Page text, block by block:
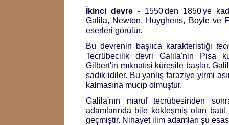
İkinci devre- 1550'den 1850'ye
Galila, Newton, Huyghens, Boyle ve
eserleri görülür.
Bu devrenin başlıca karakteristiği
Tecrübecilik devri Galila'nin Pisa
Gilbert'in mıknatısi küresile başlar.
sadık idiler. Bu yanlış faraziye yirmi
kalmasına mucip olmuştur.
Galila'nın maruf tecrübesinden
adamlarında bile kökleşmiş olan
geçmiştir. Nihayet ilim adamları şu